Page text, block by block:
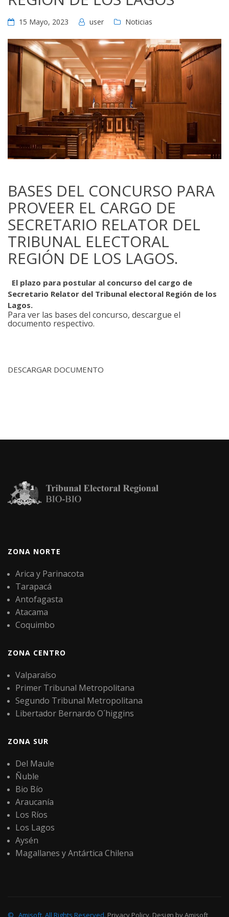
15 Mayo, 2023 user Noticias
BASES DEL CONCURSO PARA
PROVEER EL CARGO DE
SECRETARIO RELATOR DEL
TRIBUNAL ELECTORAL
REGIÓN DE LOS LAGOS.
El plazo para postular al concurso del cargo de
Secretario Relator del Tribunal electoral Región de los
Lagos.
Para ver las bases del concurso, descargue el
documento respectivo.
DESCARGAR DOCUMENTO
ZONA NORTE
Arica y Parinacota
Tarapacá
Antofagasta
Atacama
Coquimbo
ZONA CENTRO
Valparaíso
Primer Tribunal Metropolitana
Segundo Tribunal Metropolitana
Libertador Bernardo O´higgins
ZONA SUR
Del Maule
Ñuble
Bio Bío
Araucanía
Los Ríos
Los Lagos
Aysén
Magallanes y Antártica Chilena
© Amisoft. All Rights Reserved. Privacy Policy. Design byAmisoft